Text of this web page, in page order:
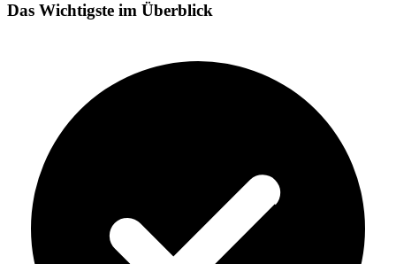
Das Wichtigste im Überblick